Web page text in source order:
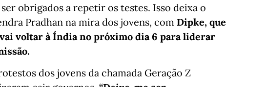
obrigados a repetir os testes. Isso deixa o
Pradhan na mira dos jovens, com Dipke, que
voltar à Índia no próximo dia 6 para liderar
dos jovens da chamada Geração Z